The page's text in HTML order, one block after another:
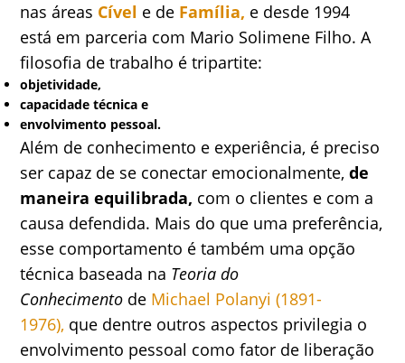
nas áreas Cível e de Família, e desde 1994
está em parceria com Mario Solimene Filho. A
filosofia de trabalho é tripartite:
objetividade,
capacidade técnica e
envolvimento pessoal.
Além de conhecimento e experiência, é preciso
ser capaz de se conectar emocionalmente, de
maneira equilibrada, com o clientes e com a
causa defendida. Mais do que uma preferência,
esse comportamento é também uma opção
técnica baseada na Teoria do
Conhecimento de Michael Polanyi (1891-
1976), que dentre outros aspectos privilegia o
envolvimento pessoal como fator de liberação